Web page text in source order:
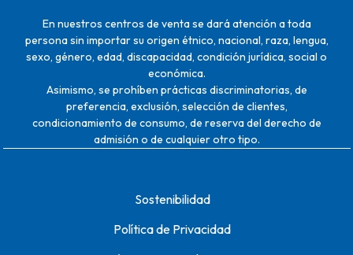
En nuestros centros de venta se dará atención a toda
persona sin importar su origen étnico, nacional, raza, lengua,
sexo, género, edad, discapacidad, condición jurídica, social o
económica.
Asimismo, se prohíben prácticas discriminatorias, de
preferencia, exclusión, selección de clientes,
condicionamiento de consumo, de reserva del derecho de
admisión o de cualquier otro tipo.
Sostenibilidad
Política de Privacidad